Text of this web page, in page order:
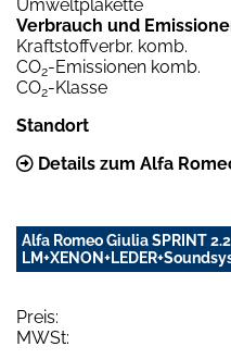
Umweltplakette
Verbrauch und
Kraftstoffverbr. komb.
CO2-Emissionen komb.
CO2-Klasse
Standort
Details zum Alfa
Alfa Romeo Giulia SPRINT 2.2
Preis:
MWSt: